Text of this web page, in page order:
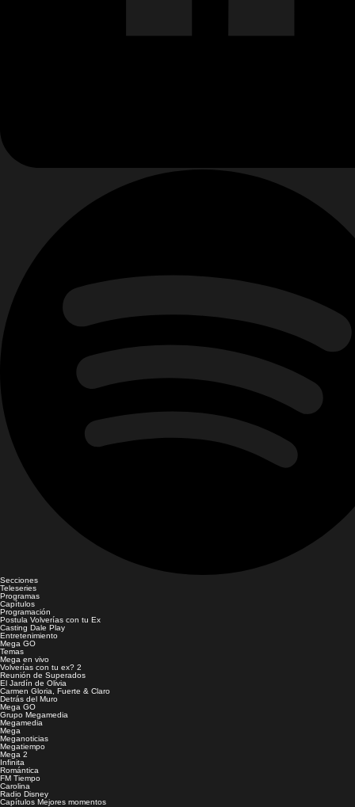
Secciones
Teleseries
Programas
Capítulos
Programación
Postula Volverías con tu Ex
Casting Dale Play
Entretenimiento
Mega GO
Temas
Mega en vivo
Volverías con tu ex? 2
Reunión de Superados
El Jardín de Olivia
Carmen Gloria, Fuerte & Claro
Detrás del Muro
Mega GO
Grupo Megamedia
Megamedia
Mega
Meganoticias
Megatiempo
Mega 2
Infinita
Romántica
FM Tiempo
Carolina
Radio Disney
Capítulos Mejores momentos